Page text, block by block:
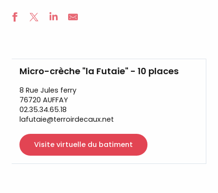
Micro-crèche "la Futaie" - 10 places
8 Rue Jules ferry
76720 AUFFAY
02.35.34.65.18
lafutaie@terroirdecaux.net
Visite virtuelle du batiment